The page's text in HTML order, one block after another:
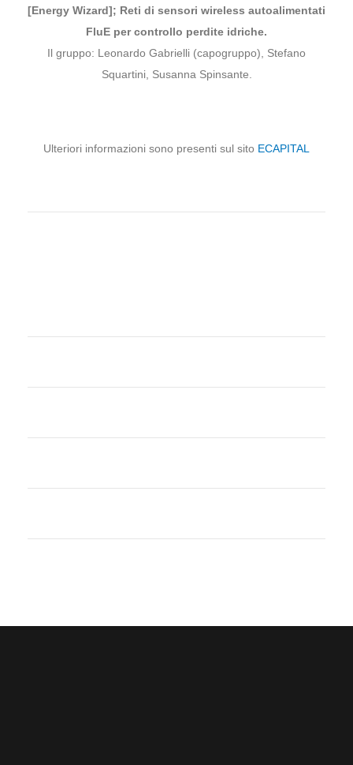
[Energy Wizard]; Reti di sensori wireless autoalimentati
FluE per controllo perdite idriche.
Il gruppo: Leonardo Gabrielli (capogruppo), Stefano
Squartini, Susanna Spinsante.
Ulteriori informazioni sono presenti sul sito ECAPITAL